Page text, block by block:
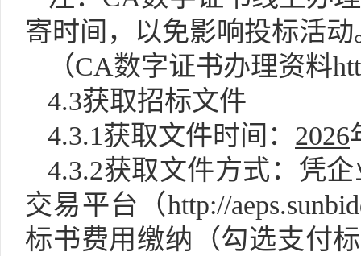
寄时间，以免影响投标活动
（CA数字证书办理资料
4.3获取招标文件
4.3.1获取文件时间： 2026
4.3.2获取文件方式：凭
交易平台（http://
标书费用缴纳（勾选支付